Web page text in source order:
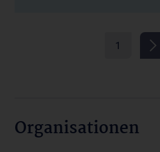
1
Organisationen